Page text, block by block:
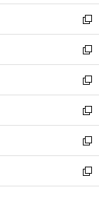
開
く
ウ
で
開
く
ン
ド
ウ
で
開
く
ウ
ィ
ン
ド
ウ
で
開
く
し
い
ウ
ィ
ン
ド
ウ
で
開
く
新
し
い
ウ
ィ
ン
ド
ウ
で
開
く
新
し
い
ウ
ィ
ン
ド
ウ
で
開
新
し
い
ウ
ィ
ン
ド
ウ
新
し
い
ウ
ィ
ン
新
し
い
ウ
新
し